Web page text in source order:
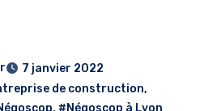
7 janvier 2022
de construction,